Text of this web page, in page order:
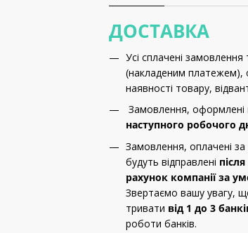
ДОСТАВКА
Усі сплачені
(накладеним платежем),
наявності товару,
Замовлення, оформлені
наступного робочого
Замовлення, оплачені за
будуть відправлені
рахунок компанії за
Звертаємо вашу увагу,
тривати від 1 до 3
роботи банків.